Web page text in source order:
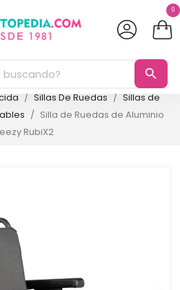
0
search
Sillas De Ruedas
Sillas de
Silla de Ruedas de Aluminio
RubiX2